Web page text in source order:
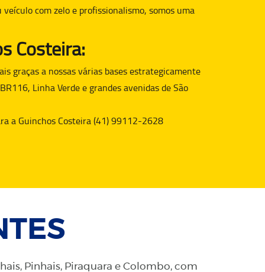
com zelo e profissionalismo, somos uma
Costeira:
graças a nossas várias bases estrategicamente
Linha Verde e grandes avenidas de São
a Guinchos Costeira (41) 99112-2628
Pinhais, Piraquara e Colombo, com